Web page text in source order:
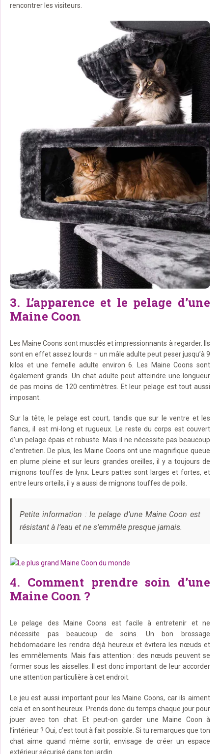
rencontrer les visiteurs.
3. L’apparence et le pelage d’une
Maine Coon
Les Maine Coons sont musclés et impressionnants à regarder. Ils
sont en effet assez lourds – un mâle adulte peut peser jusqu’à 9
kilos et une femelle adulte environ 6. Les Maine Coons sont
également grands. Un chat adulte peut atteindre une longueur
de pas moins de 120 centimètres. Et leur pelage est tout aussi
imposant.
Sur la tête, le pelage est court, tandis que sur le ventre et les
flancs, il est mi-long et rugueux. Le reste du corps est couvert
d’un pelage épais et robuste. Mais il ne nécessite pas beaucoup
d’entretien. De plus, les Maine Coons ont une magnifique queue
en plume pleine et sur leurs grandes oreilles, il y a toujours de
mignons touffes de lynx. Leurs pattes sont larges et fortes, et
entre leurs orteils, il y a aussi de mignons touffes de poils.
Petite information : le pelage d’une Maine Coon est
résistant à l’eau et ne s’emmêle presque jamais.
4. Comment prendre soin d’une
Maine Coon ?
Le pelage des Maine Coons est facile à entretenir et ne
nécessite pas beaucoup de soins. Un bon brossage
hebdomadaire les rendra déjà heureux et évitera les nœuds et
les emmêlements. Mais fais attention : des nœuds peuvent se
former sous les aisselles. Il est donc important de leur accorder
une attention particulière à cet endroit.
Le jeu est aussi important pour les Maine Coons, car ils aiment
cela et en sont heureux. Prends donc du temps chaque jour pour
jouer avec ton chat. Et peut-on garder une Maine Coon à
l’intérieur ? Oui, c’est tout à fait possible. Si tu remarques que ton
chat aime quand même sortir, envisage de créer un espace
extérieur sécurisé dans ton jardin.